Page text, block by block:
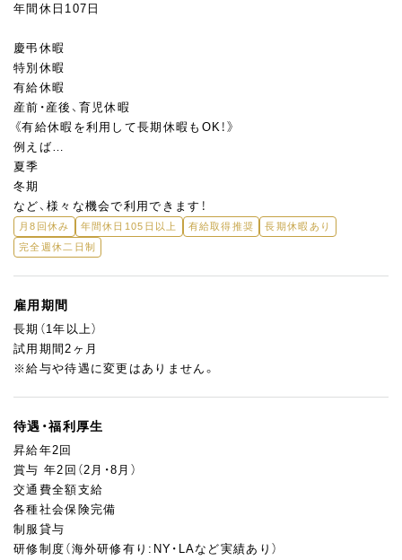
年間休日107日
慶弔休暇
特別休暇
有給休暇
産前・産後、育児休暇
《有給休暇を利用して長期休暇もOK！》
例えば…
夏季
冬期
など、様々な機会で利用できます！
月8回休み 年間休日105日以上 有給取得推奨
長期休暇あり
完全週休二日制
雇用期間
長期（1年以上）
試用期間2ヶ月
※給与や待遇に変更はありません。
待遇・福利厚生
昇給年2回
賞与 年2回（2月・8月）
交通費全額支給
各種社会保険完備
制服貸与
研修制度（海外研修有り:NY・LAなど実績あり）